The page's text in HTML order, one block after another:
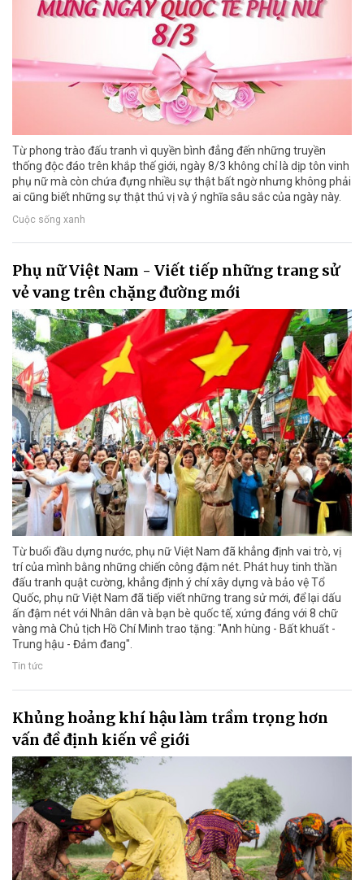
Từ phong trào đấu tranh vì quyền bình đẳng đến những truyền
thống độc đáo trên khắp thế giới, ngày 8/3 không chỉ là dịp tôn vinh
phụ nữ mà còn chứa đựng nhiều sự thật bất ngờ nhưng không phải
ai cũng biết những sự thật thú vị và ý nghĩa sâu sắc của ngày này.
Cuộc sống xanh
Phụ nữ Việt Nam - Viết tiếp những trang sử
vẻ vang trên chặng đường mới
Từ buổi đầu dựng nước, phụ nữ Việt Nam đã khẳng định vai trò, vị
trí của mình bằng những chiến công đậm nét. Phát huy tinh thần
đấu tranh quật cường, khẳng định ý chí xây dựng và bảo vệ Tổ
Quốc, phụ nữ Việt Nam đã tiếp viết những trang sử mới, để lại dấu
ấn đậm nét với Nhân dân và bạn bè quốc tế, xứng đáng với 8 chữ
vàng mà Chủ tịch Hồ Chí Minh trao tặng: "Anh hùng - Bất khuất -
Trung hậu - Đảm đang".
Tin tức
Khủng hoảng khí hậu làm trầm trọng hơn
vấn đề định kiến về giới